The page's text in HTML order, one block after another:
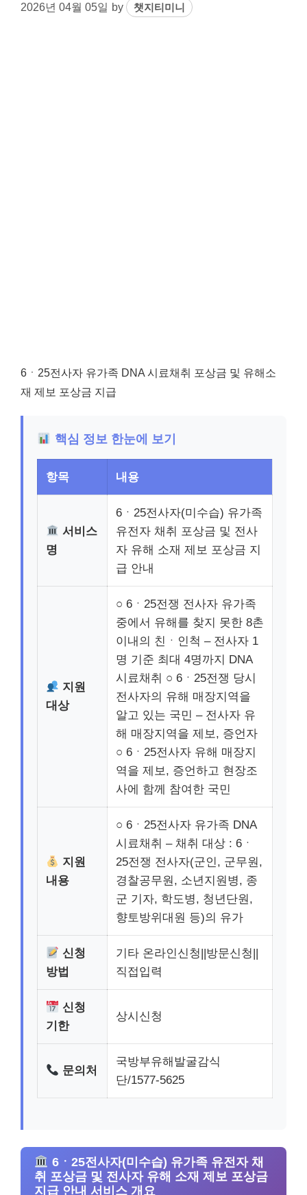
2026년 04월 05일 by 챗지티미니
6ㆍ25전사자 유가족 DNA 시료채취 포상금 및 유해소
재 제보 포상금 지급
핵심 정보 한눈에 보기
항목 내용
서비스
명
6ㆍ25전사자(미수습) 유가족
유전자 채취 포상금 및 전사
자 유해 소재 제보 포상금 지
급 안내
지원
대상
○ 6ㆍ25전쟁 전사자 유가족
중에서 유해를 찾지 못한 8촌
이내의 친ㆍ인척 – 전사자 1
명 기준 최대 4명까지 DNA
시료채취 ○ 6ㆍ25전쟁 당시
전사자의 유해 매장지역을
알고 있는 국민 – 전사자 유
해 매장지역을 제보, 증언자
○ 6ㆍ25전사자 유해 매장지
역을 제보, 증언하고 현장조
사에 함께 참여한 국민
지원
내용
○ 6ㆍ25전사자 유가족 DNA
시료채취 – 채취 대상 : 6ㆍ
25전쟁 전사자(군인, 군무원,
경찰공무원, 소년지원병, 종
군 기자, 학도병, 청년단원,
향토방위대원 등)의 유가
신청
방법
기타 온라인신청||방문신청||
직접입력
신청
기한
상시신청
문의처
국방부유해발굴감식
단/1577-5625
6ㆍ25전사자(미수습) 유가족 유전자 채
취 포상금 및 전사자 유해 소재 제보 포상금
지급 안내 서비스 개요